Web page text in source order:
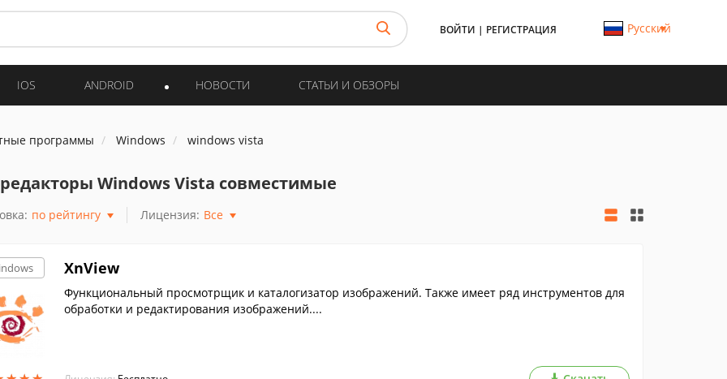
ВОЙТИ | РЕГИСТРАЦИЯ Русский
IOS ANDROID НОВОСТИ СТАТЬИ И ОБЗОРЫ
программы Windows windows vista
Windows Vista совместимые
по рейтингу Лицензия: Все
XnView
Функциональный просмотрщик и каталогизатор изображений. Также имеет ряд инструментов для
обработки и редактирования изображений....